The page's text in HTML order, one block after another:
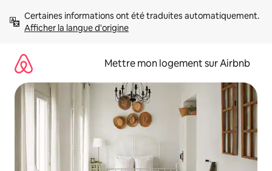
directement
Afficher la langue d'origine
Mettre mon logement sur Airbnb